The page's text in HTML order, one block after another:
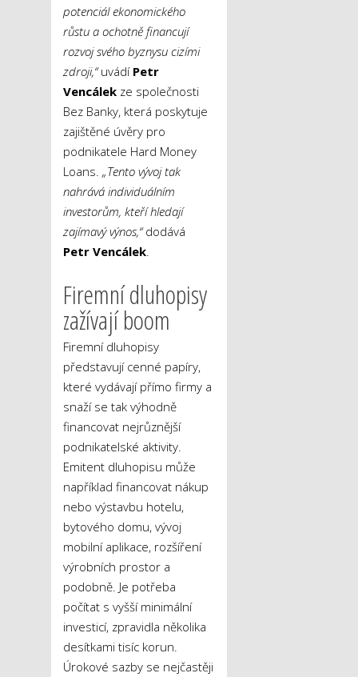
potenciál ekonomického
růstu a ochotně financují
rozvoj svého byznysu cizími
zdroji,“uvádí Petr
Vencálek ze společnosti
Bez Banky, která poskytuje
zajištěné úvěry pro
podnikatele Hard Money
Loans. „Tento vývoj tak
nahrává individuálním
investorům, kteří hledají
zajímavý výnos,“dodává
Petr Vencálek
Firemní dluhopisy
zažívají boom
Firemní dluhopisy
představují cenné papíry,
které vydávají přímo firmy a
snaží se tak výhodně
financovat nejrůznější
podnikatelské aktivity.
Emitent dluhopisu může
například financovat nákup
nebo výstavbu hotelu,
bytového domu, vývoj
mobilní aplikace, rozšíření
výrobních prostor a
podobně. Je potřeba
počítat s vyšší minimální
investicí, zpravidla několika
desítkami tisíc korun.
Úrokové sazby se nejčastěji